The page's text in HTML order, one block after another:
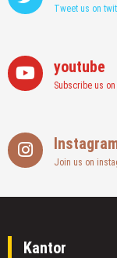
Tweet us on
youtube
Subscribe us
Join us on
Kantor